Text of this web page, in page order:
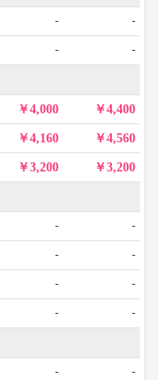
- -
- -
4,000 4,400
4,160 4,560
3,200 3,200
- -
- -
- -
- -
- -